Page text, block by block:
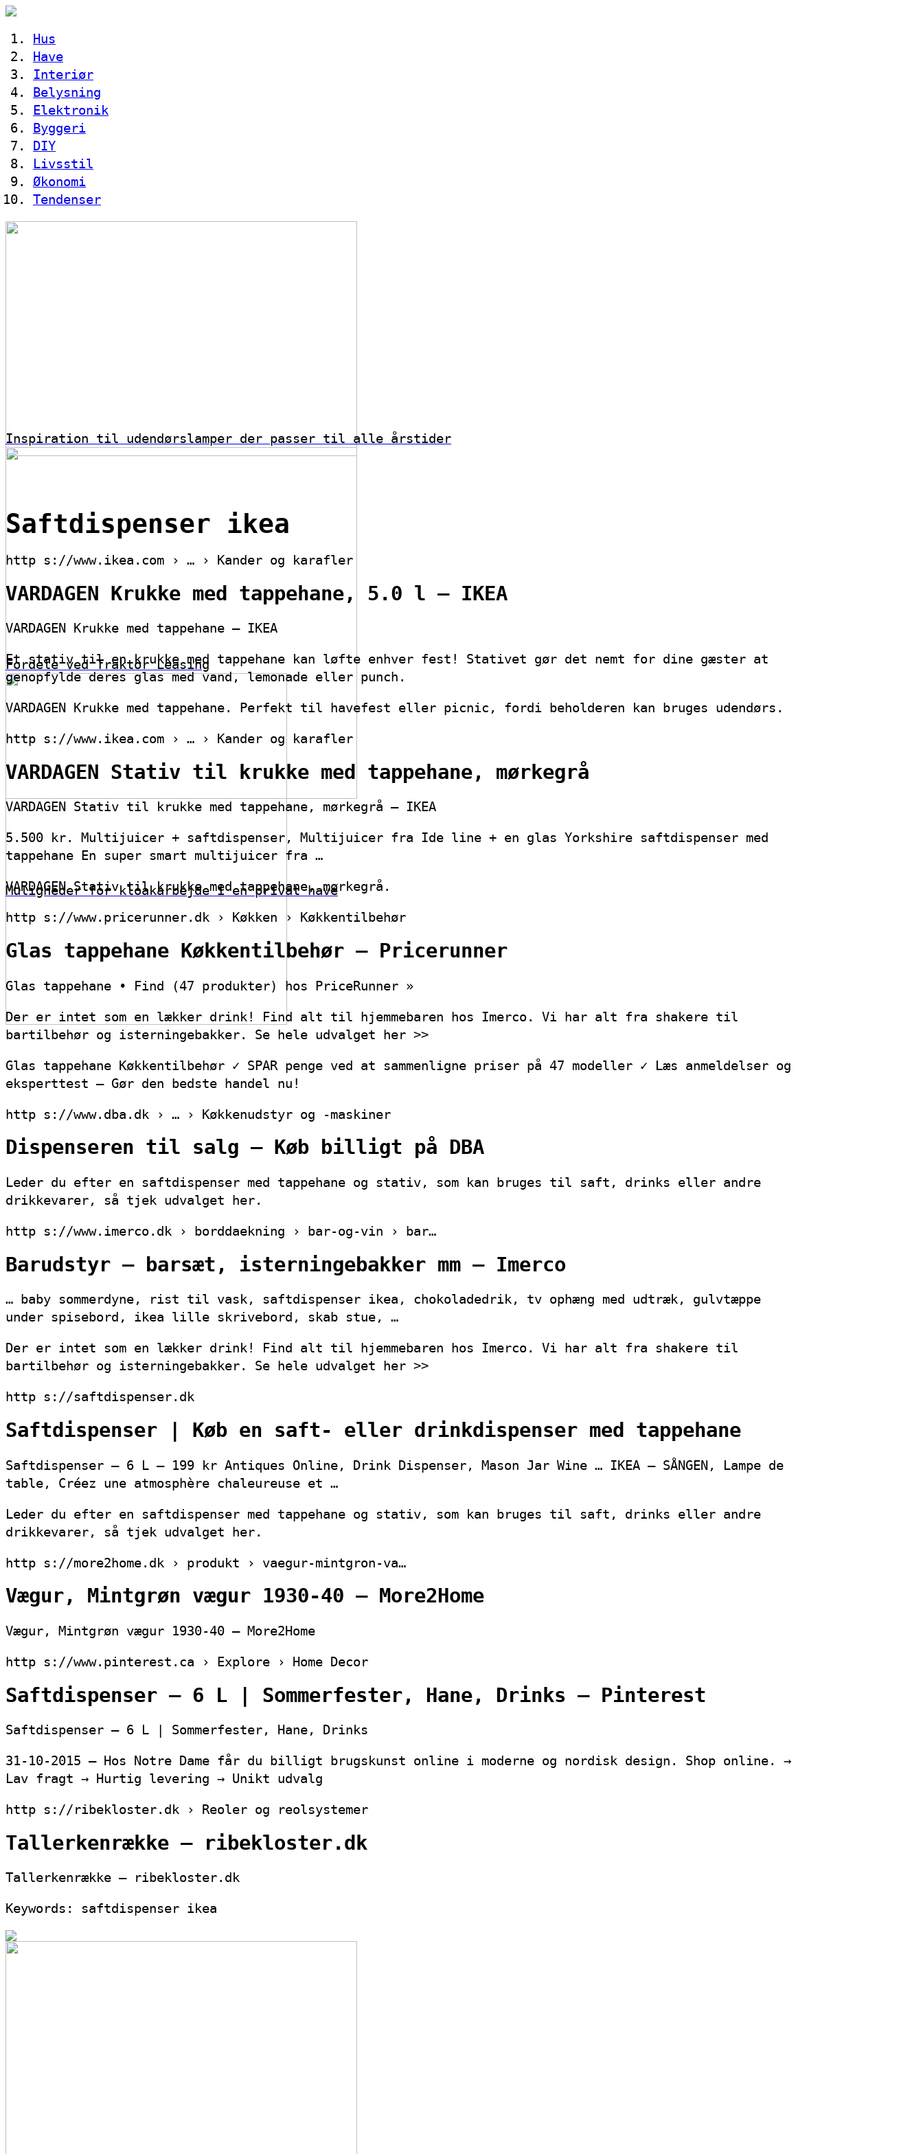
Hus
Have
Interiør
Belysning
Elektronik
Byggeri
DIY
Livsstil
Økonomi
Tendenser
Inspiration til udendørslamper der passer til alle årstider
Fordele ved Traktor Leasing
Muligheder for kloakarbejde i en privat have
Saftdispenser ikea
http s://www.ikea.com › … › Kander og karafler
VARDAGEN Krukke med tappehane, 5.0 l – IKEA
VARDAGEN Krukke med tappehane – IKEA
Et stativ til en krukke med tappehane kan løfte enhver fest! Stativet gør det nemt for dine gæster at
genopfylde deres glas med vand, lemonade eller punch.
VARDAGEN Krukke med tappehane. Perfekt til havefest eller picnic, fordi beholderen kan bruges udendørs.
http s://www.ikea.com › … › Kander og karafler
VARDAGEN Stativ til krukke med tappehane, mørkegrå
VARDAGEN Stativ til krukke med tappehane, mørkegrå – IKEA
5.500 kr. Multijuicer + saftdispenser, Multijuicer fra Ide line + en glas Yorkshire saftdispenser med
tappehane En super smart multijuicer fra …
VARDAGEN Stativ til krukke med tappehane, mørkegrå.
http s://www.pricerunner.dk › Køkken › Køkkentilbehør
Glas tappehane Køkkentilbehør – Pricerunner
Glas tappehane • Find (47 produkter) hos PriceRunner »
Der er intet som en lækker drink! Find alt til hjemmebaren hos Imerco. Vi har alt fra shakere til
bartilbehør og isterningebakker. Se hele udvalget her >>
Glas tappehane Køkkentilbehør ✓ SPAR penge ved at sammenligne priser på 47 modeller ✓ Læs anmeldelser og
eksperttest – Gør den bedste handel nu!
http s://www.dba.dk › … › Køkkenudstyr og -maskiner
Dispenseren til salg – Køb billigt på DBA
Leder du efter en saftdispenser med tappehane og stativ, som kan bruges til saft, drinks eller andre
drikkevarer, så tjek udvalget her.
http s://www.imerco.dk › borddaekning › bar-og-vin › bar…
Barudstyr – barsæt, isterningebakker mm – Imerco
… baby sommerdyne, rist til vask, saftdispenser ikea, chokoladedrik, tv ophæng med udtræk, gulvtæppe
under spisebord, ikea lille skrivebord, skab stue, …
Der er intet som en lækker drink! Find alt til hjemmebaren hos Imerco. Vi har alt fra shakere til
bartilbehør og isterningebakker. Se hele udvalget her >>
http s://saftdispenser.dk
Saftdispenser | Køb en saft- eller drinkdispenser med tappehane
Saftdispenser – 6 L – 199 kr Antiques Online, Drink Dispenser, Mason Jar Wine … IKEA – SÅNGEN, Lampe de
table, Créez une atmosphère chaleureuse et …
Leder du efter en saftdispenser med tappehane og stativ, som kan bruges til saft, drinks eller andre
drikkevarer, så tjek udvalget her.
http s://more2home.dk › produkt › vaegur-mintgron-va…
Vægur, Mintgrøn vægur 1930-40 – More2Home
Vægur, Mintgrøn vægur 1930-40 – More2Home
http s://www.pinterest.ca › Explore › Home Decor
Saftdispenser – 6 L | Sommerfester, Hane, Drinks – Pinterest
Saftdispenser – 6 L | Sommerfester, Hane, Drinks
31-10-2015 – Hos Notre Dame får du billigt brugskunst online i moderne og nordisk design. Shop online. →
Lav fragt → Hurtig levering → Unikt udvalg
http s://ribekloster.dk › Reoler og reolsystemer
Tallerkenrække – ribekloster.dk
Tallerkenrække – ribekloster.dk
Keywords: saftdispenser ikea